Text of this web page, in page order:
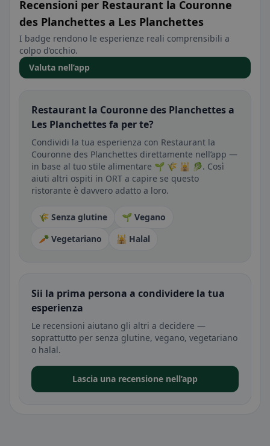
Recensioni per Restaurant la Couronne
des Planchettes a Les Planchettes
I badge rendono le esperienze reali comprensibili a
colpo d’occhio.
Valuta nell’app
Restaurant la Couronne des Planchettes a
Les Planchettes fa per te?
Condividi la tua esperienza con Restaurant la
Couronne des Planchettes direttamente nell’app —
in base al tuo stile alimentare 🌱 🌾 🕌 🥬. Così
aiuti altri ospiti in ORT a capire se questo
ristorante è davvero adatto a loro.
🌾 Senza glutine
🌱 Vegano
🥕 Vegetariano
🕌 Halal
Sii la prima persona a condividere la tua
esperienza
Le recensioni aiutano gli altri a decidere —
soprattutto per senza glutine, vegano, vegetariano
o halal.
Lascia una recensione nell’app